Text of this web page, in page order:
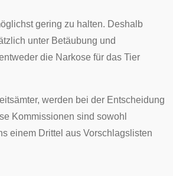
gering zu halten. Deshalb
unter Betäubung und
die Narkose für das Tier
, werden bei der Entscheidung
Kommissionen sind sowohl
einem Drittel aus Vorschlagslisten